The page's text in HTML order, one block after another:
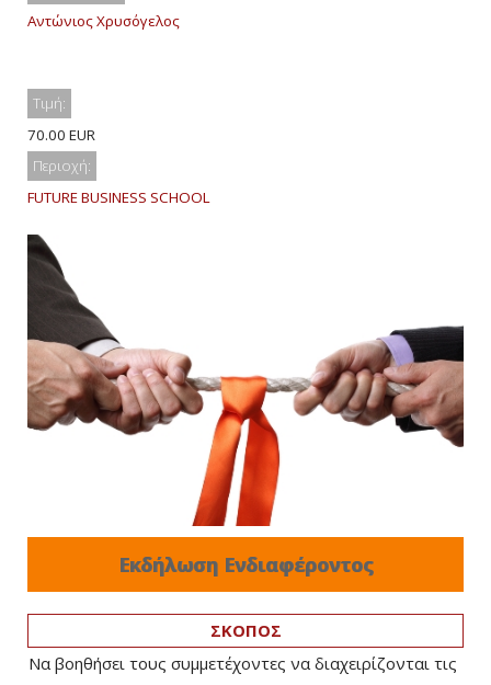
Αντώνιος Χρυσόγελος
Τιμή:
70.00 EUR
Περιοχή:
FUTURE BUSINESS SCHOOL
Εκδήλωση Ενδιαφέροντος
ΣΚΟΠΟΣ
Να βοηθήσει τους συμμετέχοντες να διαχειρίζονται τις